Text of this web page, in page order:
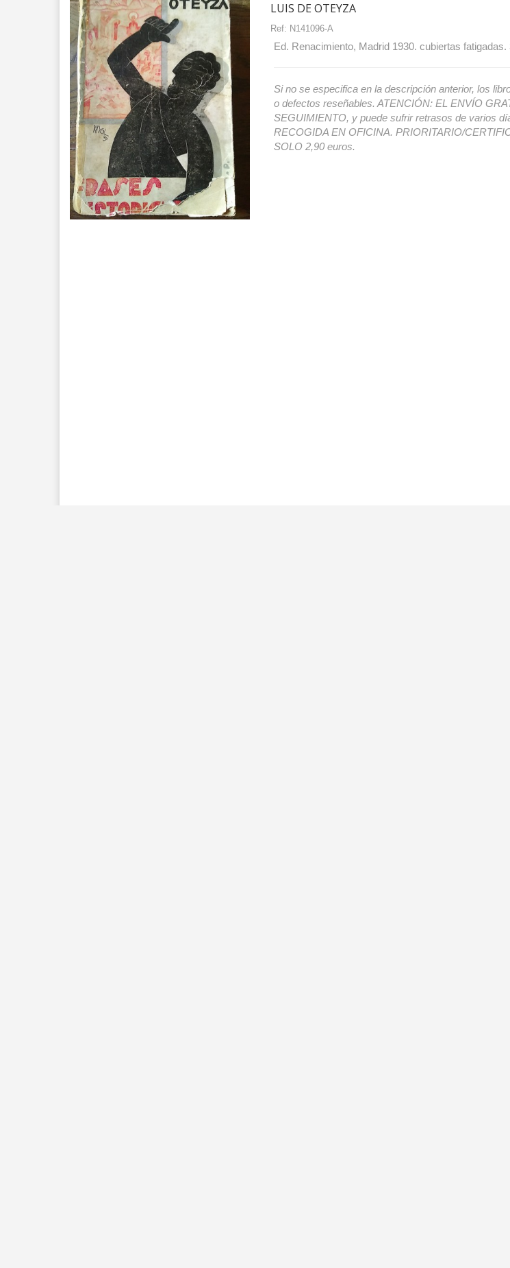
LUIS DE OTEYZA
Ref: N141096-A
Ed. Renacimiento, Madrid 1930. cubiertas
Si no se especifica en la descripción anterior, los
o defectos reseñables. ATENCIÓN: EL ENVÍO
SEGUIMIENTO, y puede sufrir retrasos de varios
RECOGIDA EN OFICINA. PRIORITARIO/
SOLO 2,90 euros.